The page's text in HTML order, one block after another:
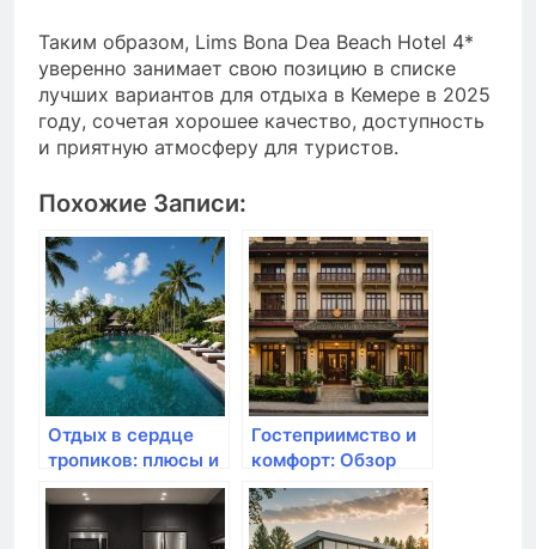
Таким образом, Lims Bona Dea Beach Hotel 4*
уверенно занимает свою позицию в списке
лучших вариантов для отдыха в Кемере в 2025
году, сочетая хорошее качество, доступность
и приятную атмосферу для туристов.
Похожие Записи:
Отдых в сердце
тропиков: плюсы и
минусы отеля Add
Plus Hotel & Spa на
Пхукете
Гостеприимство и
комфорт: Обзор
отеля «Ханой» в
Москве